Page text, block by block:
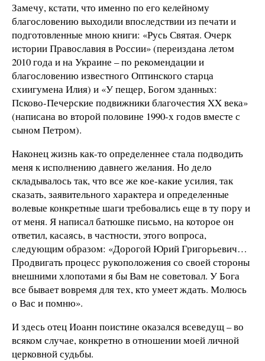
Замечу, кстати, что именно по его келейному
благословению выходили впоследствии из печати и
подготовленные мною книги: «Русь Святая. Очерк
истории Православия в России» (переиздана летом
2010 года и на Украине – по рекомендации и
благословению известного Оптинского старца
схиигумена Илия) и «У пещер, Богом зданных:
Псково-Печерские подвижники благочестия XX века»
(написана во второй половине 1990-х годов вместе с
сыном Петром).
Наконец жизнь как-то определеннее стала подводить
меня к исполнению давнего желания. Но дело
складывалось так, что все же кое-какие усилия, так
сказать, заявительного характера и определенные
волевые конкретные шаги требовались еще в ту пору и
от меня. Я написал батюшке письмо, на которое он
ответил, касаясь, в частности, этого вопроса,
следующим образом: «Дорогой Юрий Григорьевич…
Продвигать процесс рукоположения со своей стороны
внешними хлопотами я бы Вам не советовал. У Бога
все бывает вовремя для тех, кто умеет ждать. Молюсь
о Вас и помню».
И здесь отец Иоанн поистине оказался всеведущ – во
всяком случае, конкретно в отношении моей личной
церковной судьбы.